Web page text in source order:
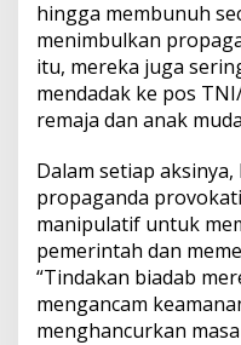
hingga membunuh
menimbulkan
itu, mereka juga
mendadak ke pos
remaja dan anak
Dalam setiap
propaganda
manipulatif untuk
pemerintah dan
“Tindakan biadab
mengancam
menghancurkan